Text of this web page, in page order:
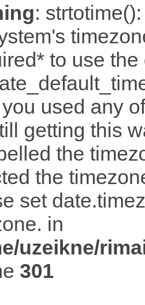
:
to use
used any
getting this
the
the
set
in
uzeikne/
301